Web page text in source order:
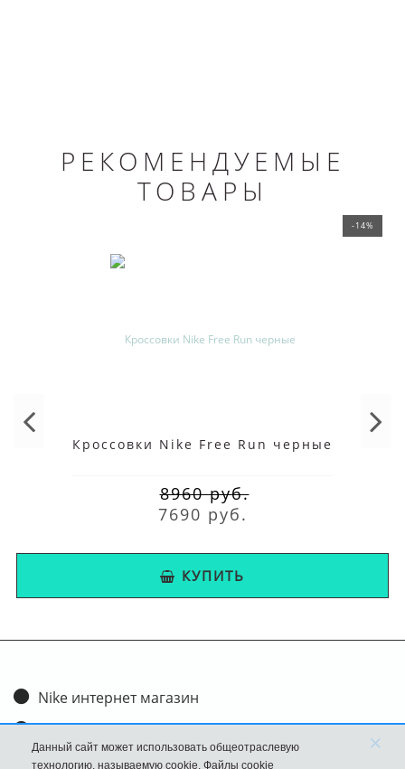
РЕКОМЕНДУЕМЫЕ
ТОВАРЫ
-14%
Кроссовки Nike Free Run черные
8960 руб.
7690 руб.
КУПИТЬ
Nike интернет магазин
Доставка и оплата
Обмен и возврат
Данный сайт может использовать общеотраслевую
технологию, называемую cookie. Файлы cookie
×